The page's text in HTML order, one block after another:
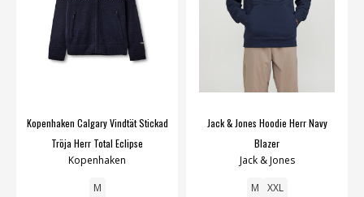
Kopenhaken Calgary Vindtät Stickad
Tröja Herr Total Eclipse
Kopenhaken
M
Jack & Jones Hoodie Herr Navy
Blazer
Jack & Jones
M XXL